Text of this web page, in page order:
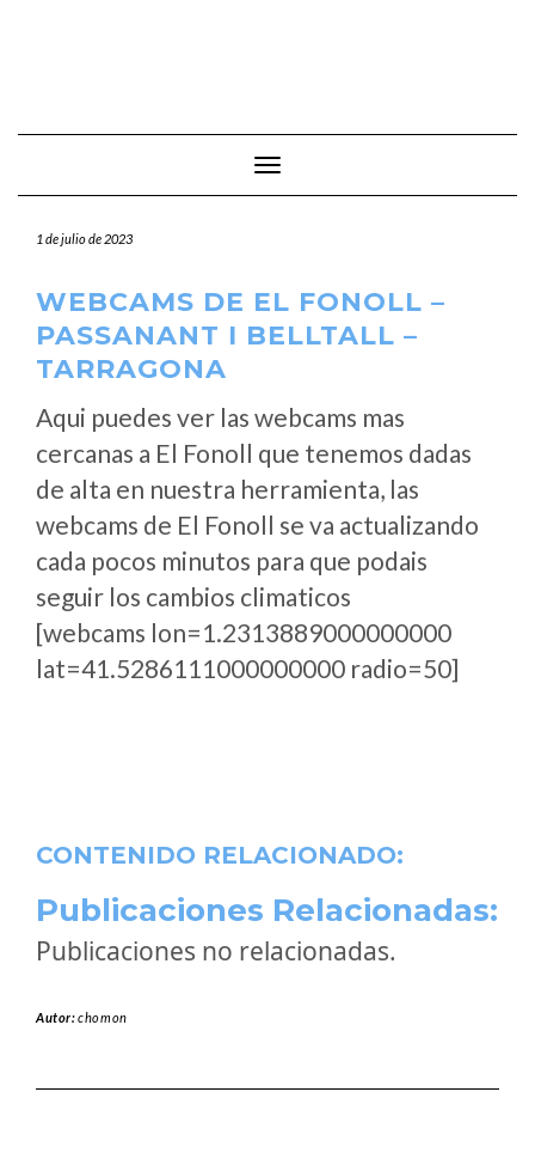
Cambiar modo de navegación
1 de julio de 2023
WEBCAMS DE EL FONOLL –
PASSANANT I BELLTALL –
TARRAGONA
Aqui puedes ver las webcams mas
cercanas a El Fonoll que tenemos dadas
de alta en nuestra herramienta, las
webcams de El Fonoll se va actualizando
cada pocos minutos para que podais
seguir los cambios climaticos
[webcams lon=1.2313889000000000
lat=41.5286111000000000 radio=50]
CONTENIDO RELACIONADO:
Publicaciones Relacionadas:
Publicaciones no relacionadas.
Autor:chomon